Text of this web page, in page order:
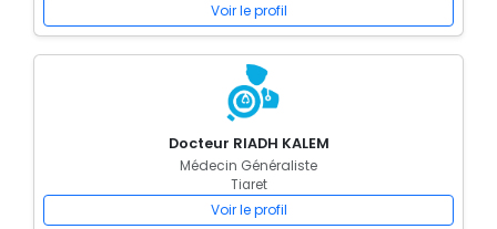
Voir le profil
Docteur RIADH KALEM
Médecin Généraliste
Tiaret
Voir le profil